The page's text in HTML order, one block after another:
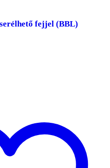
fejjel (BBL)